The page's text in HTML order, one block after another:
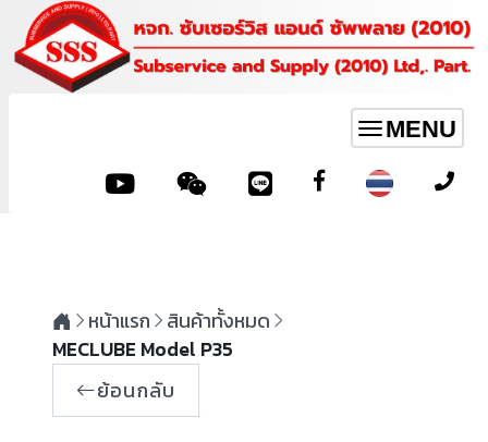
Toggle
navigation
MENU
หน้าแรก
สินค้าทั้งหมด
MECLUBE Model P35
ย้อนกลับ